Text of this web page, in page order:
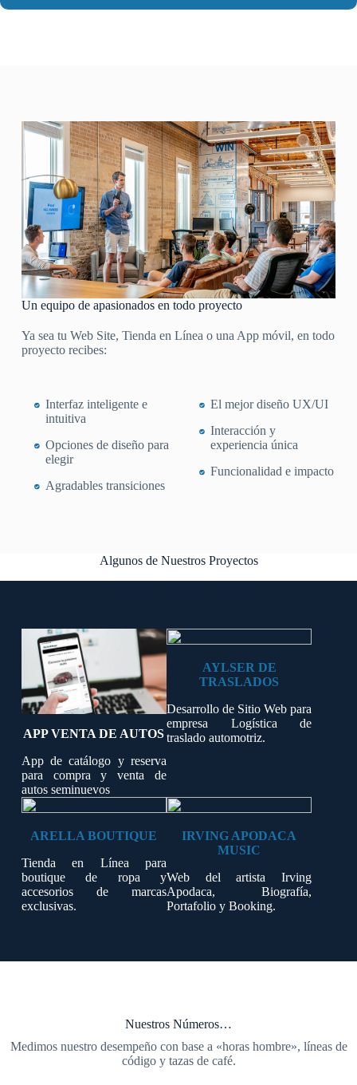
Un equipo de apasionados en todo proyecto
Ya sea tu Web Site, Tienda en Línea o una App móvil, en todo
proyecto recibes:
Interfaz inteligente e
intuitiva
Opciones de diseño para
elegir
Agradables transiciones
El mejor diseño UX/UI
Interacción y
experiencia única
Funcionalidad e impacto
Algunos de Nuestros Proyectos
APP VENTA DE AUTOS
App de catálogo y reserva
para compra y venta de
autos seminuevos
AYLSER DE
TRASLADOS
Desarrollo de Sitio Web para
empresa Logística de
traslado automotriz.
ARELLA BOUTIQUE
Tienda en Línea para
boutique de ropa y
accesorios de marcas
exclusivas.
IRVING APODACA
MUSIC
Web del artista Irving
Apodaca, Biografía,
Portafolio y Booking.
Nuestros Números…
Medimos nuestro desempeño con base a «horas hombre», líneas de
código y tazas de café.